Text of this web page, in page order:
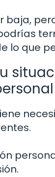
baja,
lo que